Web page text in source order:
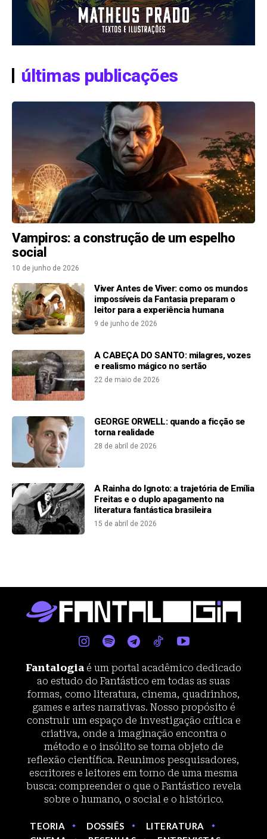
últimas publicações
Vampiros: a construção de um espelho
social
10 de junho de 2026
Viver Antes de Viver: como os mundos
impossíveis da Fantasia preparam o
leitor para a experiência humana
9 de junho de 2026
A CABEÇA DO SANTO: milagres, vozes
e realismo mágico no sertão
22 de maio de 2026
GEORGE ORWELL: quando a ficção se
torna realidade
28 de abril de 2026
A Rainha do Ignoto: a trajetória de Emília
Freitas e o duplo apagamento na
literatura fantástica brasileira
15 de abril de 2026
Fantalogia é um portal acadêmico dedicado
ao estudo do Fantástico em todas as suas
formas, como literatura, cinema, quadrinhos,
games e artes narrativas. Nosso propósito é
construir um espaço de investigação crítica e
criativa, onde a imaginação encontra o
método e o insólito se torna objeto de
reflexão científica. Reunimos pesquisadores,
escritores e leitores em torno de uma mesma
busca: compreender o que o Fantástico revela
sobre o humano, o social e o histórico.
TEORIA DOSSIÊS
LITERATURA